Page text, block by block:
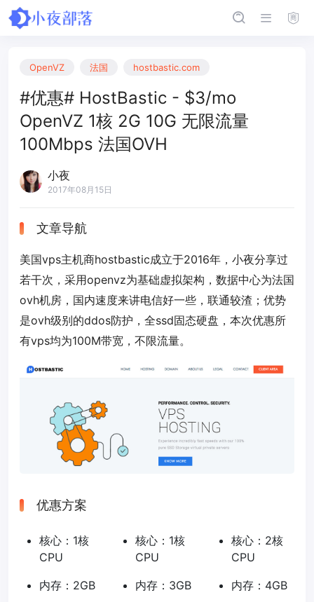
OpenVZ 法国 hostbastic.com
#优惠# HostBastic - $3/mo
OpenVZ 1核 2G 10G 无限流量
100Mbps 法国OVH
小夜
2017年08月15日
文章导航
美国vps主机商hostbastic成立于2016年，小夜分享过
若干次，采用openvz为基础虚拟架构，数据中心为法国
ovh机房，国内速度来讲电信好一些，联通较渣；优势
是ovh级别的ddos防护，全ssd固态硬盘，本次优惠所
有vps均为100M带宽，不限流量。
优惠方案
核心：1核
CPU
内存：2GB
核心：1核
CPU
内存：3GB
核心：2核
CPU
内存：4GB